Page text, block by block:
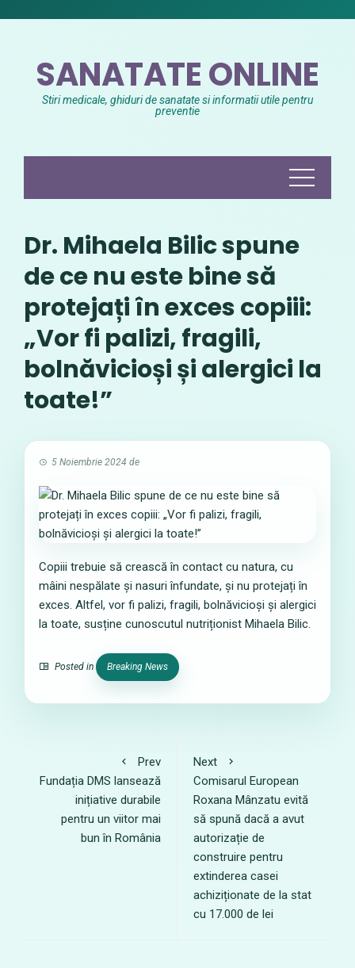
SANATATE ONLINE
Stiri medicale, ghiduri de sanatate si informatii utile pentru
preventie
Dr. Mihaela Bilic spune
de ce nu este bine să
protejați în exces copiii:
„Vor fi palizi, fragili,
bolnăvicioși și alergici la
toate!”
5 Noiembrie 2024 de
Copiii trebuie să crească în contact cu natura, cu
mâini nespălate și nasuri înfundate, și nu protejați în
exces. Altfel, vor fi palizi, fragili, bolnăvicioși și alergici
la toate, susține cunoscutul nutriționist Mihaela Bilic.
Posted in Breaking News
Prev
Fundația DMS lansează
inițiative durabile
pentru un viitor mai
bun în România
Next
Comisarul European
Roxana Mânzatu evită
să spună dacă a avut
autorizație de
construire pentru
extinderea casei
achiziționate de la stat
cu 17.000 de lei